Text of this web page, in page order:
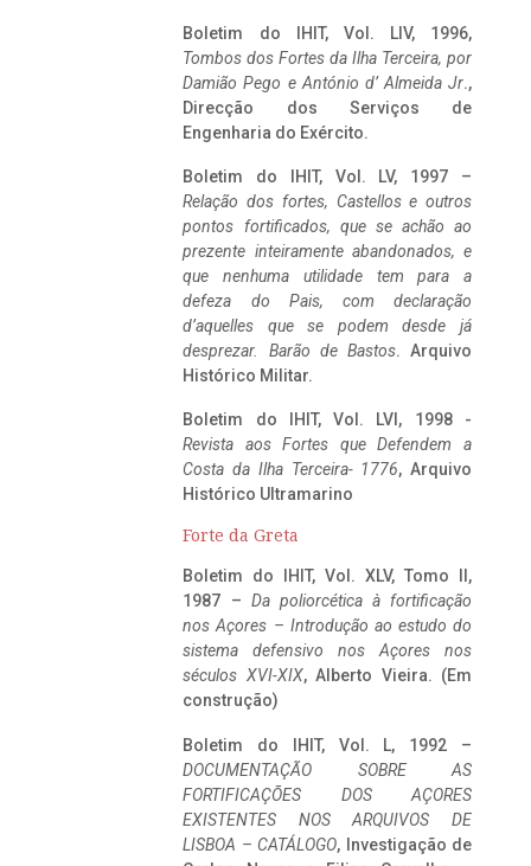
Boletim do IHIT, Vol. LIV, 1996,
Tombos dos Fortes da Ilha Terceira, por
Damião Pego e António d’ Almeida Jr.,
Direcção dos Serviços de
Engenharia do Exército.
Boletim do IHIT, Vol. LV, 1997 –
Relação dos fortes, Castellos e outros
pontos fortificados, que se achão ao
prezente inteiramente abandonados, e
que nenhuma utilidade tem para a
defeza do Pais, com declaração
d’aquelles que se podem desde já
desprezar. Barão de Bastos. Arquivo
Histórico Militar.
Boletim do IHIT, Vol. LVI, 1998 -
Revista aos Fortes que Defendem a
Costa da Ilha Terceira- 1776, Arquivo
Histórico Ultramarino
Forte da Greta
Boletim do IHIT, Vol. XLV, Tomo II,
1987 – Da poliorcética à fortificação
nos Açores – Introdução ao estudo do
sistema defensivo nos Açores nos
séculos XVI-XIX, Alberto Vieira. (Em
construção)
Boletim do IHIT, Vol. L, 1992 –
DOCUMENTAÇÃO SOBRE AS
FORTIFICAÇÕES DOS AÇORES
EXISTENTES NOS ARQUIVOS DE
LISBOA – CATÁLOGO, Investigação de